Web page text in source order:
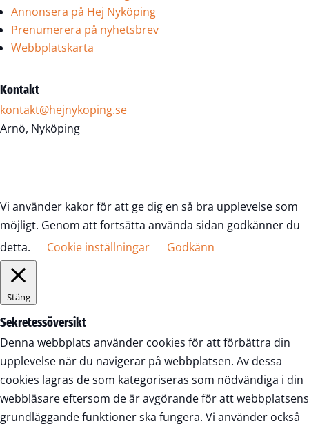
Annonsera på Hej Nyköping
Prenumerera på nyhetsbrev
Webbplatskarta
Kontakt
kontakt@hejnykoping.se
Arnö, Nyköping
Vi använder kakor för att ge dig en så bra upplevelse som
möjligt. Genom att fortsätta använda sidan godkänner du
detta.
Cookie inställningar Godkänn
Stäng
Sekretessöversikt
Denna webbplats använder cookies för att förbättra din
upplevelse när du navigerar på webbplatsen. Av dessa
cookies lagras de som kategoriseras som nödvändiga i din
webbläsare eftersom de är avgörande för att webbplatsens
grundläggande funktioner ska fungera. Vi använder också